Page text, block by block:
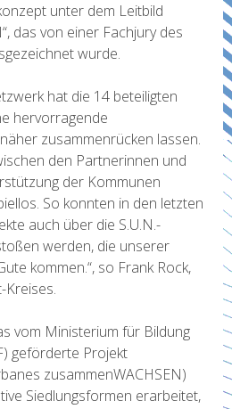
unter dem Leitbild
das von einer Fachjury des
wurde.
hat die 14 beteiligten
hervorragende
zusammenrücken lassen.
den Partnerinnen und
der Kommunen
So konnten in den letzten
auch über die S.U.N.-
werden, die unserer
kommen.“, so Frank Rock,
Kreises.
vom Ministerium für Bildung
geförderte Projekt
zusammenWACHSEN)
Siedlungsformen erarbeitet,